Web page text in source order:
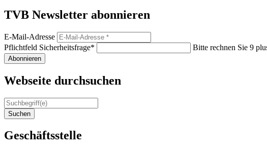
TVB Newsletter abonnieren
E-Mail-Adresse
Pflichtfeld Sicherheitsfrage* Bitte rechnen Sie 9
Abonnieren
Webseite durchsuchen
Suchen
Geschäftsstelle